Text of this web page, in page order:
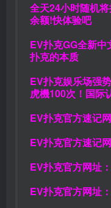
全天24小时随机
余额!快体验吧
EV扑克GG全新中
扑克的本质
EV扑克娱乐场强
虎機100次！国际
EV扑克官方速记
EV扑克官方速记
EV扑克官方网址：
EV扑克官方网址：